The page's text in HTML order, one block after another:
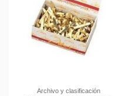
Archivo y clasificación